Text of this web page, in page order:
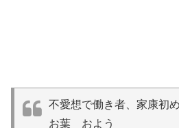
不愛想で働き者、家康初
お葉 およう